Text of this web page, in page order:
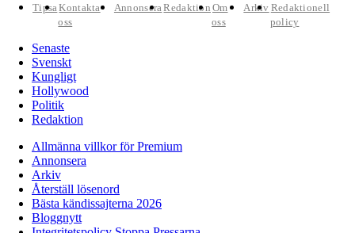
TipsaKontakta
oss
AnnonseraRedaktion Om
oss
Arkiv Redaktionell
policy
Senaste
Svenskt
Kungligt
Hollywood
Politik
Redaktion
Allmänna villkor för Premium
Annonsera
Arkiv
Återställ lösenord
Bästa kändissajterna 2026
Bloggnytt